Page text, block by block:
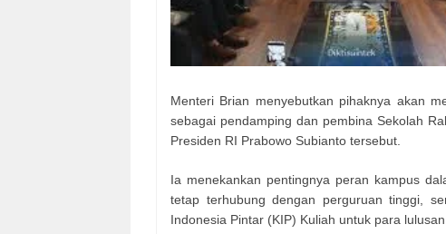
Menteri Brian menyebutkan pihaknya akan
sebagai pendamping dan pembina Sekolah
Presiden RI Prabowo Subianto tersebut.
Ia menekankan pentingnya peran kampus
tetap terhubung dengan perguruan tinggi,
Indonesia Pintar (KIP) Kuliah untuk para